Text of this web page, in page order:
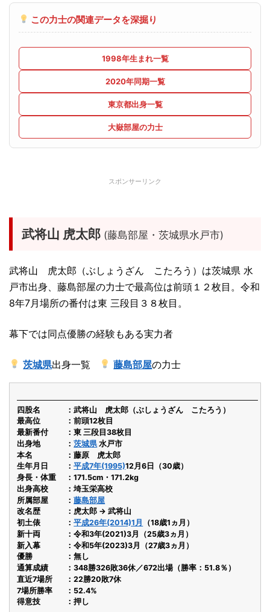
この力士の関連データを深掘り
1998年生まれ一覧
2020年同期一覧
東京都出身一覧
大嶽部屋の力士
スポンサーリンク
武将山 虎太郎 (藤島部屋・茨城県水戸市)
武将山 虎太郎（ぶしょうざん こたろう）は茨城県 水
戸市出身、藤島部屋の力士で最高位は前頭１２枚目。令和
8年7月場所の番付は東 三段目３８枚目。
幕下では同点優勝の経験もある実力者
茨城県出身一覧 藤島部屋の力士
四股名
武将山 虎太郎（ぶしょうざん こたろう）
最高位
前頭12枚目
最新番付
東 三段目38枚目
出身地
茨城県 水戸市
本名
藤原 虎太郎
生年月日
平成7年(1995)12月6日（30歳）
身長・体重
171.5cm・171.2kg
出身高校
埼玉栄高校
所属部屋
藤島部屋
改名歴
虎太郎 → 武将山
初土俵
平成26年(2014)1月
（18歳1ヵ月）
新十両
令和3年(2021)3月（25歳3ヵ月）
新入幕
令和5年(2023)3月（27歳3ヵ月）
優勝
無し
通算成績
348勝326敗36休／672出場（勝率：51.8％）
直近7場所
22勝20敗7休
7場所勝率
52.4%
得意技
押し